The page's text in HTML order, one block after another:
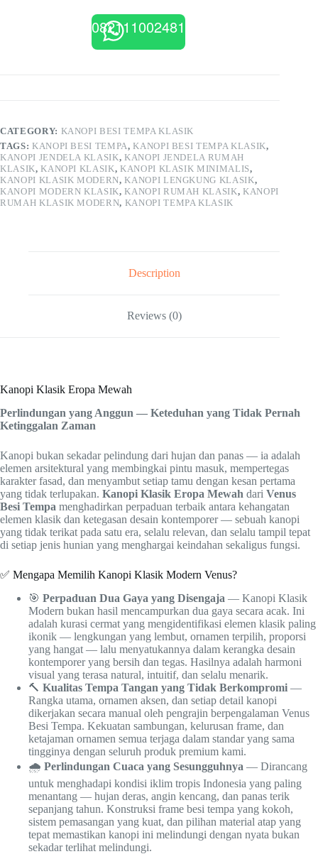
082111002481
CATEGORY: KANOPI BESI TEMPA KLASIK
TAGS: KANOPI BESI TEMPA,KANOPI BESI TEMPA KLASIK,
KANOPI JENDELA KLASIK, KANOPI JENDELA RUMAH
KLASIK,KANOPI KLASIK, KANOPI KLASIK MINIMALIS,
KANOPI KLASIK MODERN,KANOPI LENGKUNG KLASIK,
KANOPI MODERN KLASIK,KANOPI RUMAH KLASIK, KANOPI
RUMAH KLASIK MODERN, KANOPI TEMPA KLASIK
Description
Reviews (0)
Kanopi Klasik Eropa Mewah
Perlindungan yang Anggun — Keteduhan yang Tidak Pernah
Ketinggalan Zaman
Kanopi bukan sekadar pelindung dari hujan dan panas — ia adalah
elemen arsitektural yang membingkai pintu masuk, mempertegas
karakter fasad, dan menyambut setiap tamu dengan kesan pertama
yang tidak terlupakan. Kanopi Klasik Eropa Mewah dari Venus
Besi Tempa menghadirkan perpaduan terbaik antara kehangatan
elemen klasik dan ketegasan desain kontemporer — sebuah kanopi
yang tidak terikat pada satu era, selalu relevan, dan selalu tampil tepat
di setiap jenis hunian yang menghargai keindahan sekaligus fungsi.
✅ Mengapa Memilih Kanopi Klasik Modern Venus?
🎯 Perpaduan Dua Gaya yang Disengaja — Kanopi Klasik
Modern bukan hasil mencampurkan dua gaya secara acak. Ini
adalah kurasi cermat yang mengidentifikasi elemen klasik paling
ikonik — lengkungan yang lembut, ornamen terpilih, proporsi
yang hangat — lalu menyatukannya dalam kerangka desain
kontemporer yang bersih dan tegas. Hasilnya adalah harmoni
visual yang terasa natural, intuitif, dan selalu menarik.
🔨 Kualitas Tempa Tangan yang Tidak Berkompromi —
Rangka utama, ornamen aksen, dan setiap detail kanopi
dikerjakan secara manual oleh pengrajin berpengalaman Venus
Besi Tempa. Kekuatan sambungan, kelurusan frame, dan
ketajaman ornamen semua terjaga dalam standar yang sama
tingginya dengan seluruh produk premium kami.
🌧️ Perlindungan Cuaca yang Sesungguhnya — Dirancang
untuk menghadapi kondisi iklim tropis Indonesia yang paling
menantang — hujan deras, angin kencang, dan panas terik
sepanjang tahun. Konstruksi frame besi tempa yang kokoh,
sistem pemasangan yang kuat, dan pilihan material atap yang
tepat memastikan kanopi ini melindungi dengan nyata bukan
sekadar terlihat melindungi.